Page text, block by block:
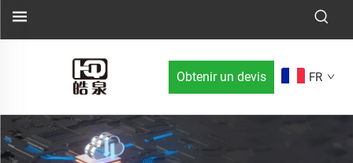
Obtenir un devis FR